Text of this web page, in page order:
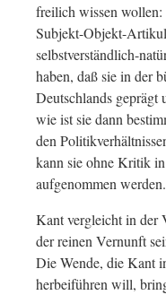
freilich wissen wollen:
Subjekt-Objekt-
selbstverständlich-
haben, daß sie in der
Deutschlands geprägt
wie ist sie dann
den
kann sie ohne Kritik
aufgenommen werden.
Kant vergleicht in der
der reinen Vernunft
Die Wende, die Kant
herbeiführen will,